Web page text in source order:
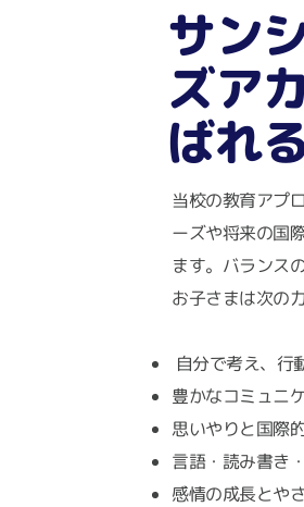
サン
ズア
ばれ
当校の教育アプ
ーズや将来の国
ます。バランス
お子さまは次の
自分で考え、行
豊かなコミュニ
思いやりと国際
言語・読み書き
感情の成長とや